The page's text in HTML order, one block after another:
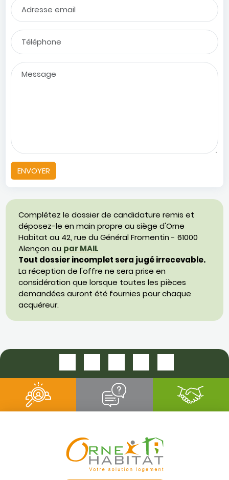
Complétez le dossier de candidature remis et
déposez-le en main propre au siège d'Orne
Habitat au 42, rue du Général Fromentin - 61000
Alençon ou par MAIL
Tout dossier incomplet sera jugé irrecevable.
La réception de l'offre ne sera prise en
considération que lorsque toutes les pièces
demandées auront été fournies pour chaque
acquéreur.